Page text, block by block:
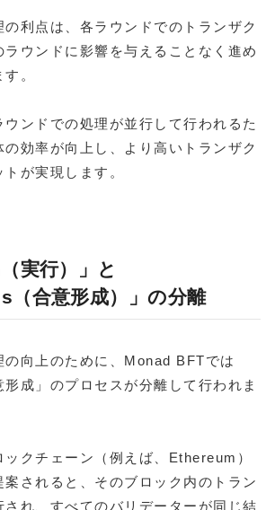
利点は、各ラウンドでのトランザク
ラウンドに影響を与えることなく進め
。
ウンドでの処理が並行して行われるた
効率が向上し、より高いトランザク
が実現します。
実行）」と
（合意形成）」の分離
の向上のために、Monad BFTでは
形成」のプロセスが分離して行われま
クチェーン（例えば、Ethereum）
案されると、そのブロック内のトラン
れ、すべてのバリデーターが同じ結